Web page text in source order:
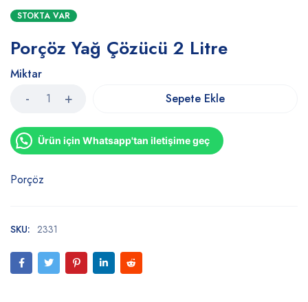
STOKTA VAR
Porçöz Yağ Çözücü 2 Litre
Miktar
Sepete Ekle
Ürün için Whatsapp'tan iletişime geç
Porçöz
SKU: 2331